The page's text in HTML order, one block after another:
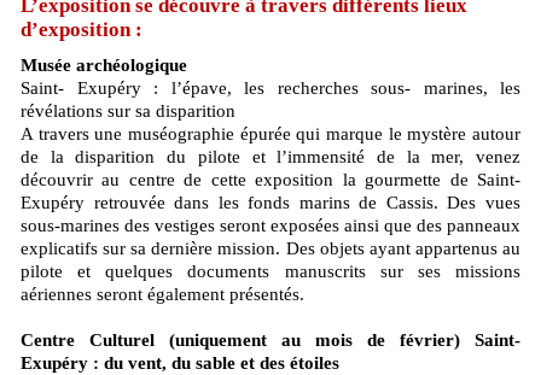
L’exposition se découvre à travers différents lieux
d’exposition :
Musée archéologique
Saint- Exupéry : l’épave, les recherches sous- marines, les
révélations sur sa disparition
A travers une muséographie épurée qui marque le mystère autour
de la disparition du pilote et l’immensité de la mer, venez
découvrir au centre de cette exposition la gourmette de Saint-
Exupéry retrouvée dans les fonds marins de Cassis. Des vues
sous-marines des vestiges seront exposées ainsi que des panneaux
explicatifs sur sa dernière mission. Des objets ayant appartenus au
pilote et quelques documents manuscrits sur ses missions
aériennes seront également présentés.
Centre Culturel (uniquement au mois de février) Saint-
Exupéry : du vent, du sable et des étoiles